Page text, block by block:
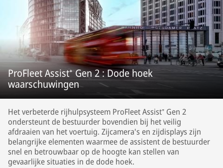
ProFleet Assist⁺ Gen 2 : Dode hoek
waarschuwingen
Het verbeterde rijhulpsysteem ProFleet Assist⁺ Gen 2
ondersteunt de bestuurder bovendien bij het veilig
afdraaien van het voertuig. Zijcamera's en zijdisplays zijn
belangrijke elementen waarmee de assistent de bestuurder
snel en betrouwbaar op de hoogte kan stellen van
gevaarlijke situaties in de dode hoek.